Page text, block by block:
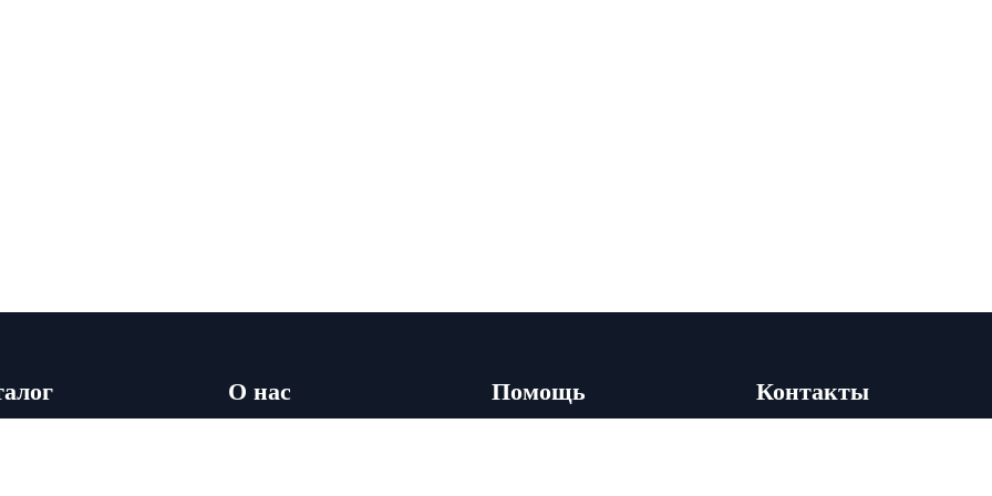
О нас Помощь Контакты